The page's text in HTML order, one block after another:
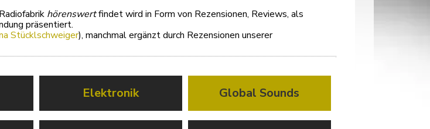
hörenswertfindet wird in Form von Rezensionen, Reviews, als
präsentiert.
Stücklschweiger), manchmal ergänzt durch Rezensionen unserer
Elektronik Global Sounds